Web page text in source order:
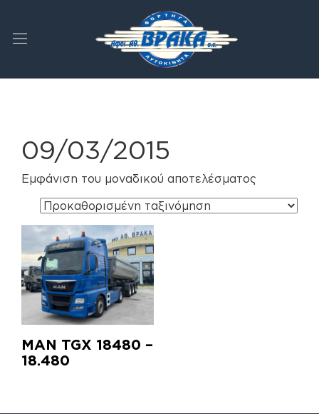
09/03/2015
Εμφάνιση του μοναδικού αποτελέσματος
MAN TGX 18480 –
18.480